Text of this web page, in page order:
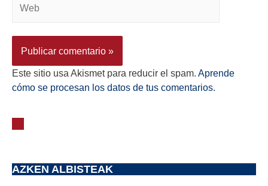
Este sitio usa Akismet para reducir el spam. Aprende
cómo se procesan los datos de tus comentarios.
AZKEN ALBISTEAK